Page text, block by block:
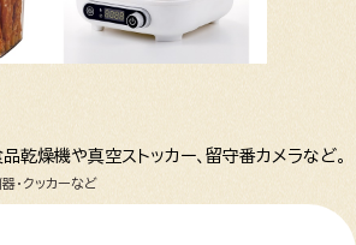
乾燥機や真空ストッカー、留守番カメラなど。
・クッカーなど